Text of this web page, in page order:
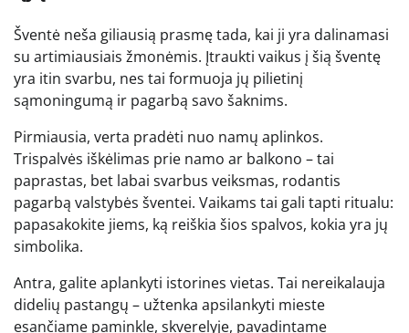
Šventė neša giliausią prasmę tada, kai ji yra dalinamasi
su artimiausiais žmonėmis. Įtraukti vaikus į šią šventę
yra itin svarbu, nes tai formuoja jų pilietinį
sąmoningumą ir pagarbą savo šaknims.
Pirmiausia, verta pradėti nuo namų aplinkos.
Trispalvės iškėlimas prie namo ar balkono – tai
paprastas, bet labai svarbus veiksmas, rodantis
pagarbą valstybės šventei. Vaikams tai gali tapti ritualu:
papasakokite jiems, ką reiškia šios spalvos, kokia yra jų
simbolika.
Antra, galite aplankyti istorines vietas. Tai nereikalauja
didelių pastangų – užtenka apsilankyti mieste
esančiame paminkle, skverelyje, pavadintame